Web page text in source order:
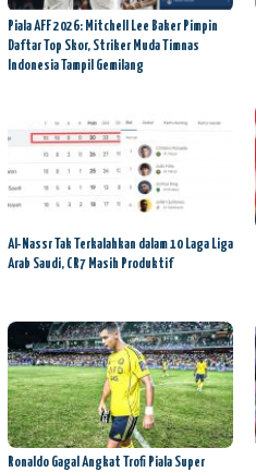
Piala AFF 2026: Mitchell Lee Baker Pimpin
Daftar Top Skor, Striker Muda Timnas
Indonesia Tampil Gemilang
Al-Nassr Tak Terkalahkan dalam 10 Laga Liga
Arab Saudi, CR7 Masih Produktif
Ronaldo Gagal Angkat Trofi Piala Super